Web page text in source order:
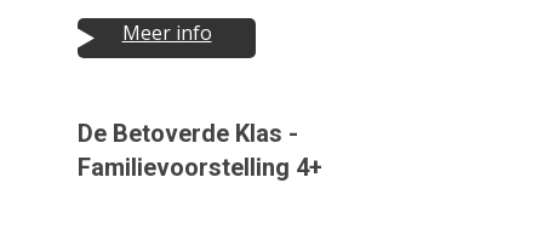
Druk op Enter om te starten met zoeken
of ESC om te sluiten
Meer info
De Betoverde Klas -
Familievoorstelling 4+